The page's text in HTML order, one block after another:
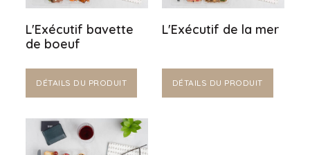
L'Exécutif bavette
de boeuf
DÉTAILS DU PRODUIT
L'Exécutif de la mer
DÉTAILS DU PRODUIT